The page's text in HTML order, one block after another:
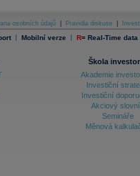
osobních údajů Pravidla diskuse
| Mobilní verze | R= Real-Time data
Škola
Akademie
Investiční
Investiční
Akciový
Semináře
Měnová